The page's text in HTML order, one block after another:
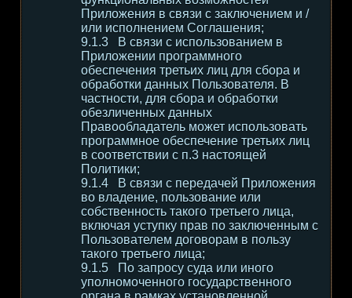
Приложения в связи с заключением и /
или исполнением Соглашения;
В связи с использованием в
Приложении программного
обеспечения третьих лиц для сбора и
обработки данных Пользователя. В
частности, для сбора и обработки
обезличенных данных
Правообладатель может использовать
программное обеспечение третьих лиц
в соответствии с п.3 настоящей
Политики;
В связи с передачей Приложения
во владение, пользование или
собственность такого третьего лица,
включая уступку прав по заключенным с
Пользователем договорам в пользу
такого третьего лица;
По запросу суда или иного
уполномоченного государственного